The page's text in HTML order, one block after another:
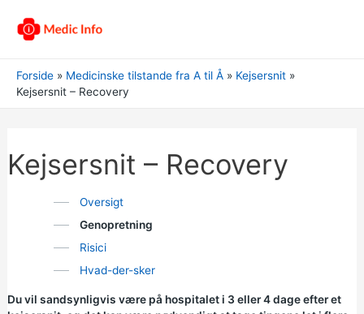
Forside Medicinske tilstande fra A til Å
Kejsersnit
Kejsersnit – Recovery
Kejsersnit – Recovery
Oversigt
Genopretning
Risici
Hvad-der-sker
Du vil sandsynligvis være på hospitalet i 3 eller 4 dage efter et